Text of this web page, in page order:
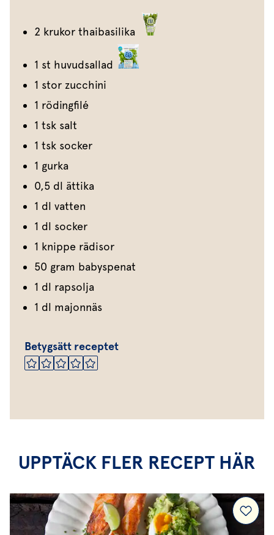
2 krukor thaibasilika
1 st huvudsallad
1 stor zucchini
1 rödingfilé
1 tsk salt
1 tsk socker
1 gurka
0,5 dl ättika
1 dl vatten
1 dl socker
1 knippe rädisor
50 gram babyspenat
1 dl rapsolja
1 dl majonnäs
Betygsätt receptet
UPPTÄCK FLER RECEPT HÄR